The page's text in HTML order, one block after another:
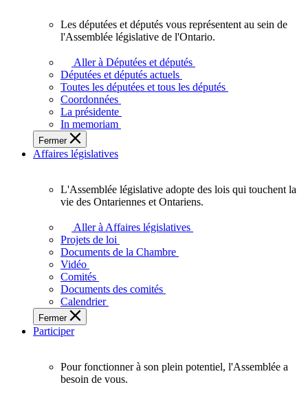
députés
vous
représentent
sein
de
l'Assemblée
législative
l'Ontario.
Les députées et députés vous représentent au sein de
l'Assemblée législative de l'Ontario.
Aller à Députées et députés
Députées et députés actuels
Toutes les députées et tous les députés
Coordonnées
La présidente
In memoriam
Fermer
Affaires législatives
L'Assemblée
adopte
touchent
des
Ontariennes
et
L'Assemblée législative adopte des lois qui touchent la
vie des Ontariennes et Ontariens.
Aller à Affaires législatives
Projets de loi
Documents de la Chambre
Vidéo
Comités
Documents des comités
Calendrier
Fermer
Participer
Pour fonctionner à son plein potentiel, l'Assemblée a
besoin de vous.